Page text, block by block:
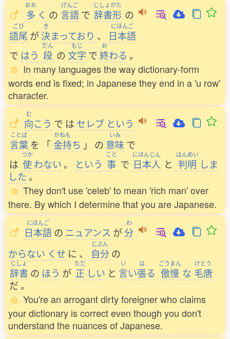
おお
多 く の
げんご
言語 で
じしょがた
辞書形 の
ごび
語尾 が
き
決まっており 、
にほんご
日本語
で はう
だん
段 の
もじ
文字 で
お
終わる 。
In many languages the way dictionary-form
words end is fixed; in Japanese they end in a 'u row'
character.
む
向こう で は セレブ という
ことば
言葉 を 「
かねも
金持ち 」 の
いみ
意味 で
は
つか
使わない。 という
こと
事 で
にほんじん
日本人 と
はんめい
判明 しま
した。
They don't use 'celeb' to mean 'rich man' over
there. By which I determine that you are Japanese.
にほんご
日本語の ニュアンス が
わ
分
からない くせ に 、
じぶん
自分 の
じしょ
辞書 の ほう が
ただ
正 しい と
い
言い
は
張る
ごうまん
傲慢 な
けとう
毛唐
だ。
You're an arrogant dirty foreigner who claims
your dictionary is correct even though you don't
understand the nuances of Japanese.